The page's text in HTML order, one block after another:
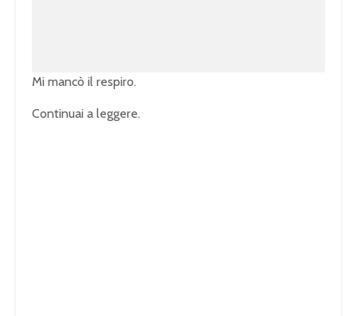
Mi mancò il respiro.
Continuai a leggere.